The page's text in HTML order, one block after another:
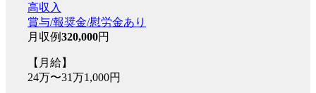
高収入
賞与/報奨金/慰労金あり
月収例320,000円
【月給】
24万〜31万1,000円